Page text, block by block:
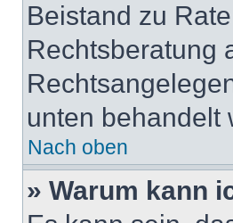
Beistand zu
Rechtsberatung
unten behandelt
Nach oben
» Warum kann